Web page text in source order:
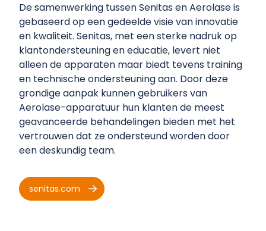
De samenwerking tussen Senitas en Aerolase is
gebaseerd op een gedeelde visie van innovatie
en kwaliteit. Senitas, met een sterke nadruk op
klantondersteuning en educatie, levert niet
alleen de apparaten maar biedt tevens training
en technische ondersteuning aan. Door deze
grondige aanpak kunnen gebruikers van
Aerolase-apparatuur hun klanten de meest
geavanceerde behandelingen bieden met het
vertrouwen dat ze ondersteund worden door
een deskundig team.
senitas.com